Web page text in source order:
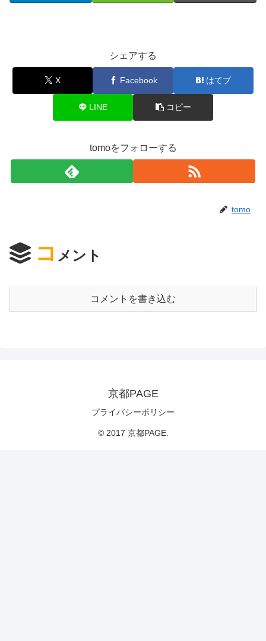
シェアする
X Facebook はてブ
LINE コピー
tomoをフォローする
tomo
コ メント
コメントを書き込む
京都PAGE
プライバシーポリシー
© 2017 京都PAGE.